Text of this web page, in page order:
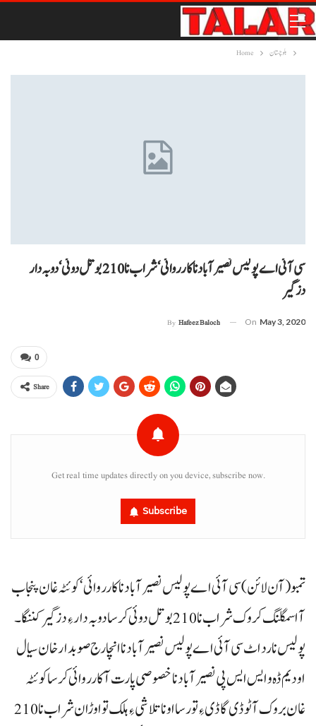
Home بلوچستان
سی آئی اے پولیس نصیرآباد نا کارروائی‘ شراب نا 210 بوتل دوئی ‘دوبہ دار
دزگیر
By Hafeez Baloch On May 3, 2020
0
Share
Get real time updates directly on you device, subscribe now.
Subscribe
تمبو (آن لائن) سی آئی اے پولیس نصیرآباد نا کارروائی‘ کوئٹہ غان پنجاب
آ اسمگلنگ کروک شراب نا 210 بوتل دوئی کرسا دوبہ دار ءِ دزگیر کننگا۔
پولیس نا رد اٹ سی آئی اے پولیس نصیرآباد نا انچارج صوبدار خان سیال
اودیم ڈہ و ایس ایس پی نصیرآباد نا خصوصی پارت آ کارروائی کرسا کوئٹہ
غان بروک آ ٹوڈی گاڈی ءِ تورسا اونا تلاشی ءِ ہلک تو اوڑان شراب نا210